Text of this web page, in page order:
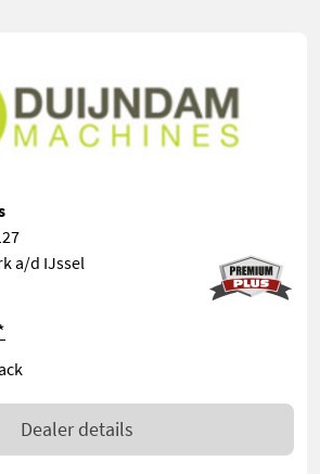
a/d IJssel
Dealer details